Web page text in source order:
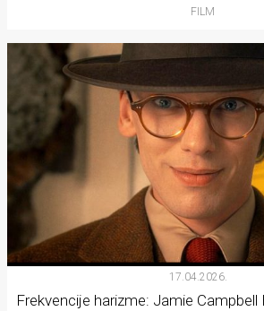
FILM
17.04.2026.
Frekvencije harizme: Jamie